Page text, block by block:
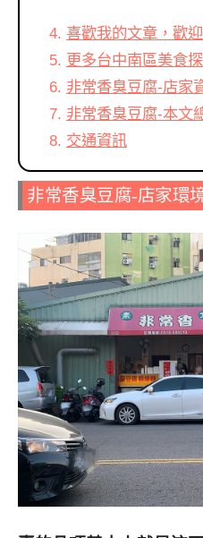
喜歡我的文章，歡
更多台中南區美食
非常香臭豆腐-店家
非常香臭豆腐-本文
交通資訊
非常香臭豆腐-店家環